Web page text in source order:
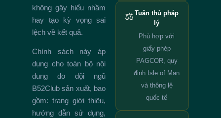
không gây hiểu nhầm
hay tạo kỳ vọng sai
lệch về kết quả.
Chính sách này áp
dụng cho toàn bộ nội
dung do đội ngũ
B52Club sản xuất, bao
gồm: trang giới thiệu,
hướng dẫn sử dụng,
⚖️ Tuân thủ pháp
lý
Phù hợp với
giấy phép
PAGCOR, quy
định Isle of Man
và thông lệ
quốc tế